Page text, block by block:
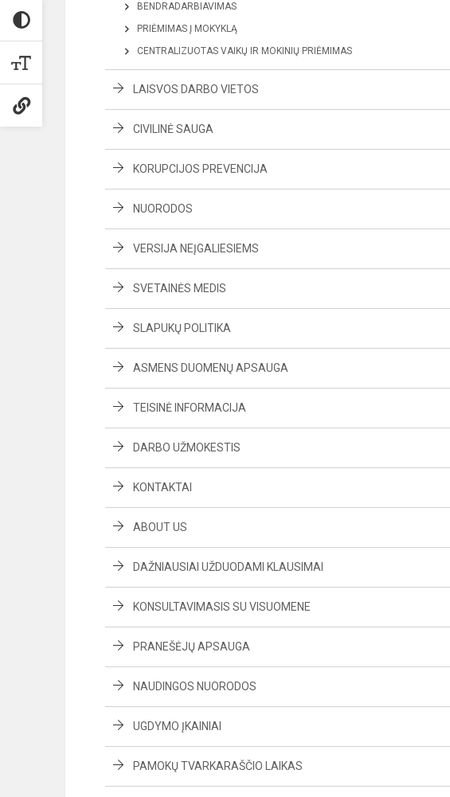
BENDRADARBIAVIMAS
PRIĖMIMAS Į MOKYKLĄ
CENTRALIZUOTAS VAIKŲ IR MOKINIŲ PRIĖMIMAS
LAISVOS DARBO VIETOS
CIVILINĖ SAUGA
KORUPCIJOS PREVENCIJA
NUORODOS
VERSIJA NEĮGALIESIEMS
SVETAINĖS MEDIS
SLAPUKŲ POLITIKA
ASMENS DUOMENŲ APSAUGA
TEISINĖ INFORMACIJA
DARBO UŽMOKESTIS
KONTAKTAI
ABOUT US
DAŽNIAUSIAI UŽDUODAMI KLAUSIMAI
KONSULTAVIMASIS SU VISUOMENE
PRANEŠĖJŲ APSAUGA
NAUDINGOS NUORODOS
UGDYMO ĮKAINIAI
PAMOKŲ TVARKARAŠČIO LAIKAS